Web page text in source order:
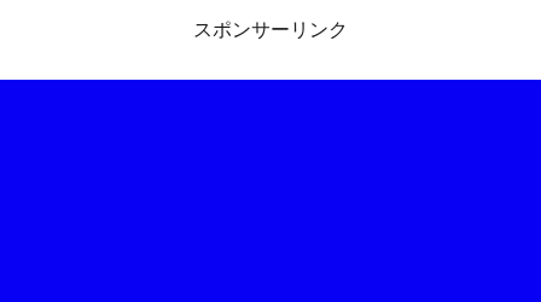
スポンサーリンク